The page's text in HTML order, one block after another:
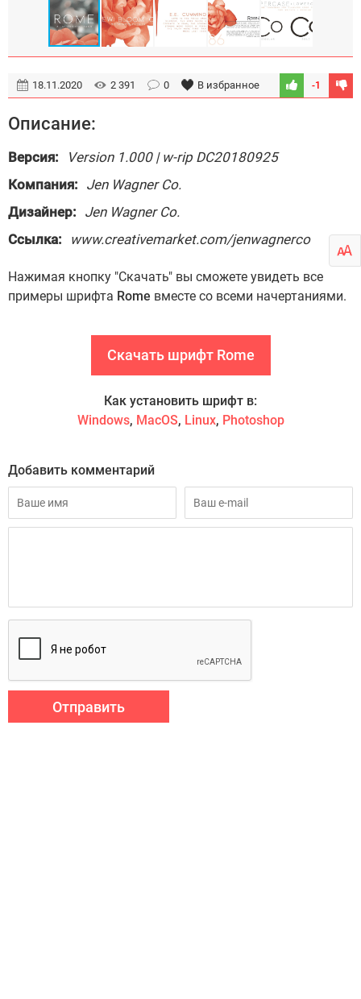
18.11.2020 2 391 0 В избранное -1
Описание:
Версия:
Version 1.000 | w-rip DC20180925
Компания: Jen Wagner Co.
Дизайнер: Jen Wagner Co.
Ссылка:
www.creativemarket.com/jenwagnerco
Нажимая кнопку "Скачать" вы сможете увидеть все
примеры шрифта Rome вместе со всеми начертаниями.
Скачать шрифт Rome
Как установить шрифт в:
Windows, MacOS, Linux, Photoshop
Добавить комментарий
Отправить